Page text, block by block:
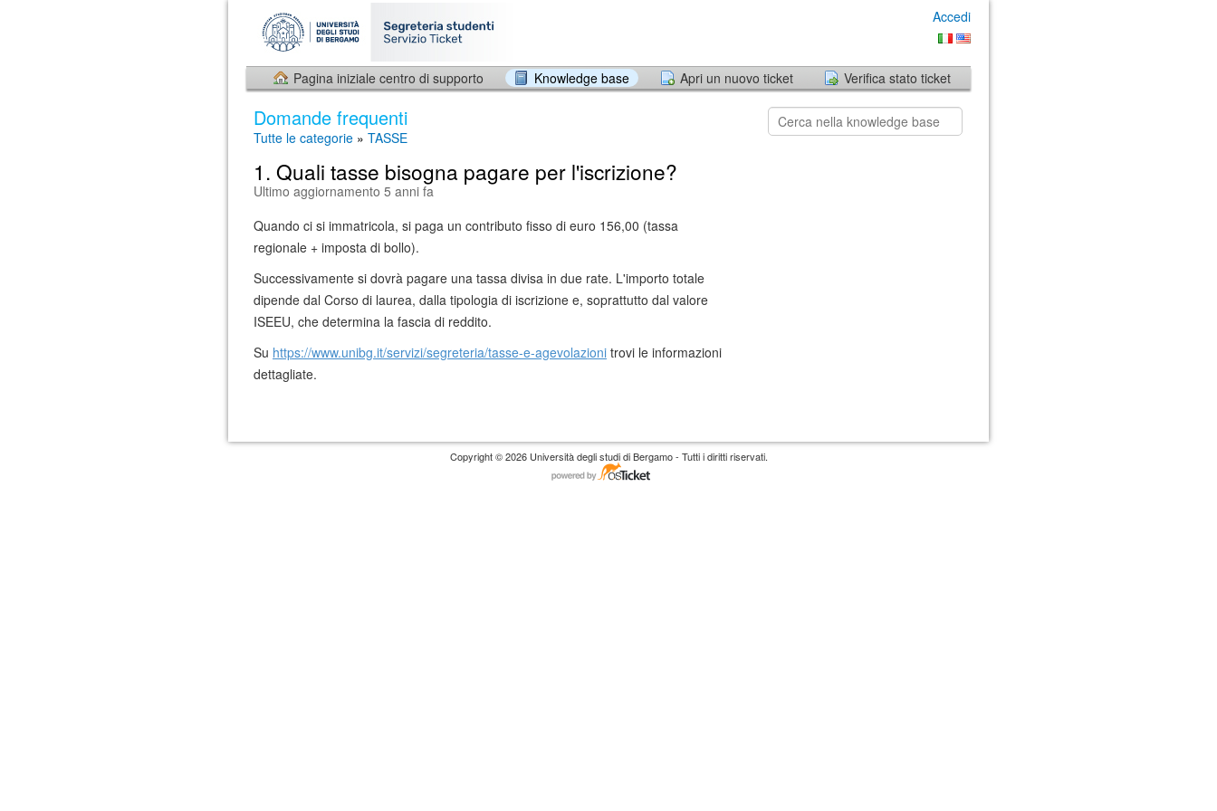
Accedi
Pagina iniziale centro di supporto Knowledge base Apri un nuovo ticket Verifica stato ticket
Domande frequenti
Tutte le categorie » TASSE
1. Quali tasse bisogna pagare per l'iscrizione?
Ultimo aggiornamento 5 anni fa
Quando ci si immatricola, si paga un contributo fisso di euro 156,00 (tassa
regionale + imposta di bollo).
Successivamente si dovrà pagare una tassa divisa in due rate. L'importo totale
dipende dal Corso di laurea, dalla tipologia di iscrizione e, soprattutto dal valore
ISEEU, che determina la fascia di reddito.
Su https://www.unibg.it/servizi/segreteria/tasse-e-agevolazioni trovi le informazioni
dettagliate.
Copyright © 2026 Università degli studi di Bergamo - Tutti i diritti riservati.